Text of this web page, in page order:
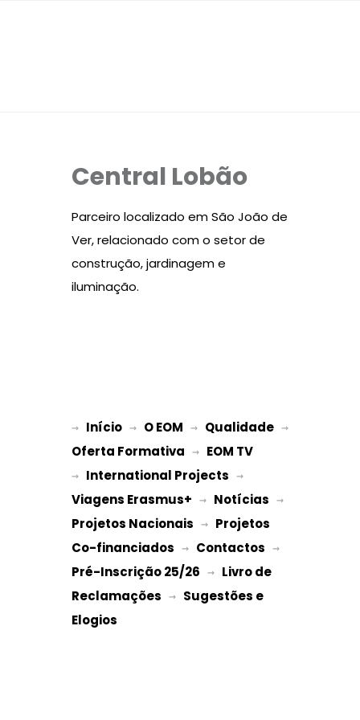
Central Lobão
Parceiro localizado em São João de
Ver, relacionado com o setor de
construção, jardinagem e
iluminação.
→ Início → O EOM → Qualidade
Oferta Formativa → EOM TV
→ International Projects
Viagens Erasmus+ → Notícias
Projetos Nacionais → Projetos
Co-financiados → Contactos
Pré-Inscrição 25/26 → Livro de
Reclamações → Sugestões e
Elogios